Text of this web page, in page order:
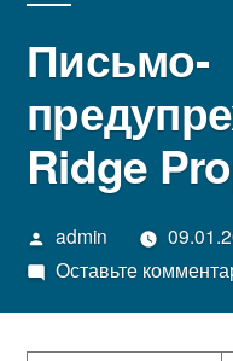
Письмо-
Ridge
Написано
автором
admin
Оставьте